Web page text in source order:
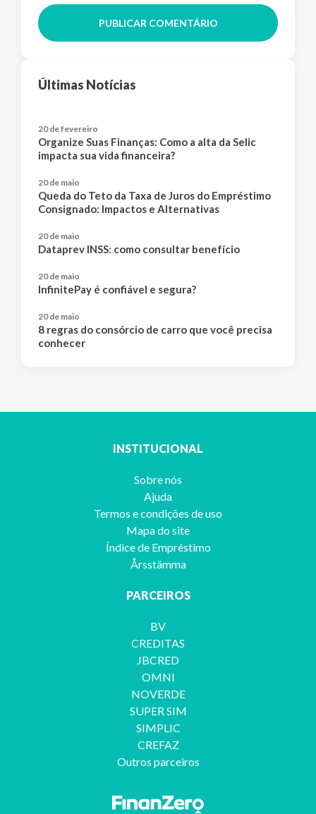
PUBLICAR COMENTÁRIO
Últimas Notícias
20 de fevereiro
Organize Suas Finanças: Como a alta da Selic
impacta sua vida financeira?
20 de maio
Queda do Teto da Taxa de Juros do Empréstimo
Consignado: Impactos e Alternativas
20 de maio
Dataprev INSS: como consultar benefício
20 de maio
InfinitePay é confiável e segura?
20 de maio
8 regras do consórcio de carro que você precisa
conhecer
INSTITUCIONAL
Sobre nós
Ajuda
Termos e condições de uso
Mapa do site
Índice de Empréstimo
Årsstämma
PARCEIROS
BV
CREDITAS
JBCRED
OMNI
NOVERDE
SUPER SIM
SIMPLIC
CREFAZ
Outros parceiros